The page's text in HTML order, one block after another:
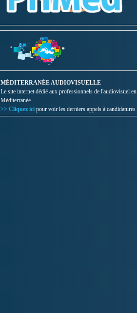
MÉDITERRANÉE AUDIOVISUELLE
Le site internet dédié aux professionnels de l'audiovisuel en
Méditerranée.
>> Cliquez ici pour voir les derniers appels à candidatures